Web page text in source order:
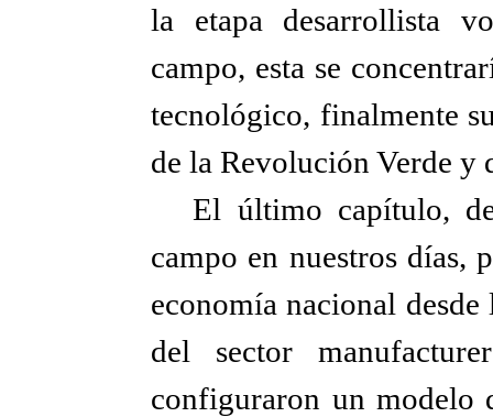
la etapa desarrollista
campo, esta se
tecnológico, finalmente
de la Revolución Verde y
El último capítulo,
campo en nuestros días,
economía nacional
del sector
configuraron un modelo